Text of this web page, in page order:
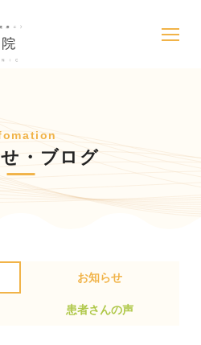
・ブログ
お知らせ
患者さんの声